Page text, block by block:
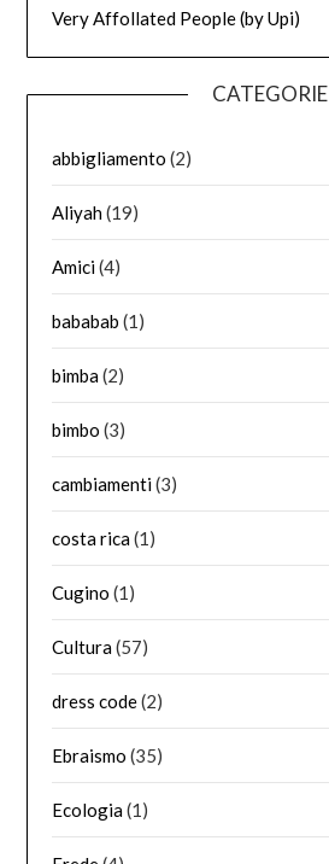
Very Affollated People (by Upi)
CATEGORIE
abbigliamento (2)
Aliyah(19)
Amici(4)
bababab (1)
bimba(2)
bimbo (3)
cambiamenti(3)
costa rica(1)
Cugino (1)
Cultura(57)
dress code(2)
Ebraismo (35)
Ecologia(1)